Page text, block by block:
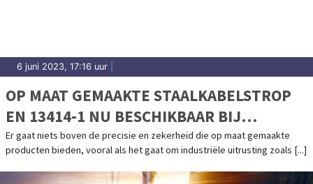
6 juni 2023, 17:16 uur
OP MAAT GEMAAKTE STAALKABELSTROP
EN 13414-1 NU BESCHIKBAAR BIJ
STAALKABELSTUNTER
Er gaat niets boven de precisie en zekerheid die op maat gemaakte
producten bieden, vooral als het gaat om industriële uitrusting zoals [...]